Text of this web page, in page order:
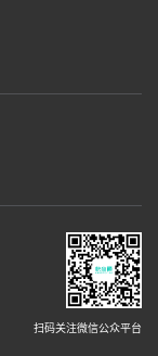
扫码关注微信公众平台